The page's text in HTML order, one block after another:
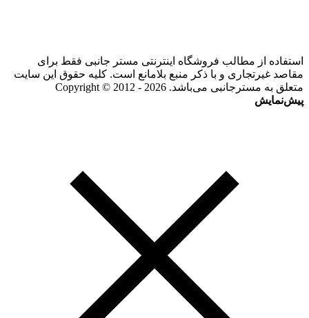
استفاده از مطالب فروشگاه اینترنتی مستر جانبی فقط برای
مقاصد غیرتجاری و با ذکر منبع بلامانع است. کلیه حقوق این سایت
متعلق به مسترجانبی می‌باشد. Copyright © 2012 - 2026
پیش‌نمایش